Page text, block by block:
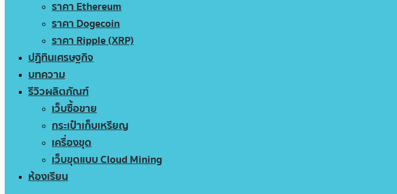
ราคา Ethereum
ราคา Dogecoin
ราคา Ripple (XRP)
ปฏิทินเศรษฐกิจ
บทความ
รีวิวผลิตภัณฑ์
เว็บซื้อขาย
กระเป๋าเก็บเหรียญ
เครื่องขุด
เว็บขุดแบบ Cloud Mining
ห้องเรียน